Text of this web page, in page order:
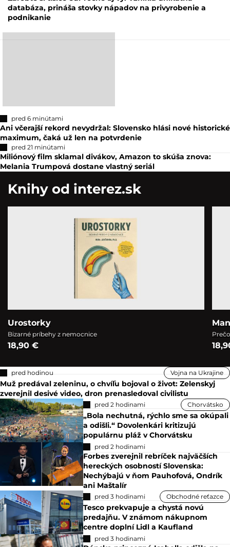
databáza, prináša stovky nápadov na privyrobenie a
podnikanie
pred 6 minútami
Ani včerajší rekord nevydržal: Slovensko hlási nové historické
maximum, čaká už len na potvrdenie
pred 21 minútami
Miliónový film sklamal divákov, Amazon to skúša znova:
Melania Trumpová dostane vlastný seriál
Knihy od interez.sk
Urostorky
Bizarné príbehy z nemocnice
18,90 €
pred hodinou Vojna na Ukrajine
Muž predával zeleninu, o chvíľu bojoval o život: Zelenskyj
zverejnil desivé video, dron prenasledoval civilistu
pred 2 hodinami Chorvátsko
„Bola nechutná, rýchlo sme sa okúpali
a odišli.“ Dovolenkári kritizujú
populárnu pláž v Chorvátsku
pred 2 hodinami
Forbes zverejnil rebríček najväčších
hereckých osobností Slovenska:
Nechýbajú v ňom Pauhofová, Ondrík
ani Maštalír
pred 3 hodinami Obchodné reťazce
Tesco prekvapuje a chystá novú
predajňu. V známom nákupnom
centre doplní Lidl a Kaufland
pred 3 hodinami